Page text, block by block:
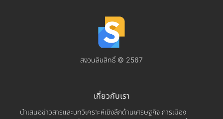
สงวนลิขสิทธิ์ © 2567
เกี่ยวกับเรา
นำเสนอข่าวสารและบทวิเคราะห์เชิงลึกด้านเศรษฐกิจ การเมือง